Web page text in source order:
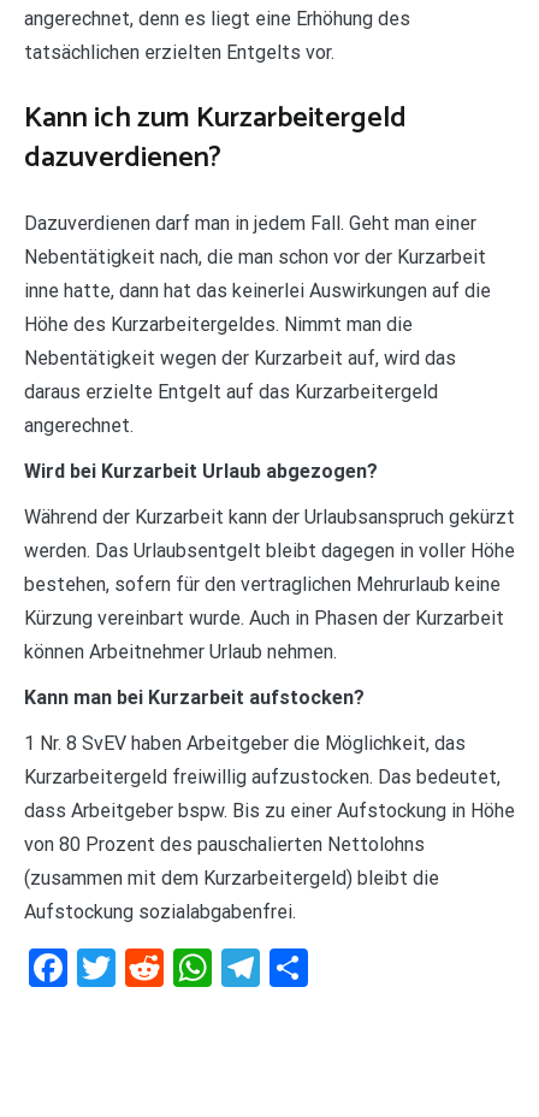
angerechnet, denn es liegt eine Erhöhung des
tatsächlichen erzielten Entgelts vor.
Kann ich zum Kurzarbeitergeld
dazuverdienen?
Dazuverdienen darf man in jedem Fall. Geht man einer
Nebentätigkeit nach, die man schon vor der Kurzarbeit
inne hatte, dann hat das keinerlei Auswirkungen auf die
Höhe des Kurzarbeitergeldes. Nimmt man die
Nebentätigkeit wegen der Kurzarbeit auf, wird das
daraus erzielte Entgelt auf das Kurzarbeitergeld
angerechnet.
Wird bei Kurzarbeit Urlaub abgezogen?
Während der Kurzarbeit kann der Urlaubsanspruch gekürzt
werden. Das Urlaubsentgelt bleibt dagegen in voller Höhe
bestehen, sofern für den vertraglichen Mehrurlaub keine
Kürzung vereinbart wurde. Auch in Phasen der Kurzarbeit
können Arbeitnehmer Urlaub nehmen.
Kann man bei Kurzarbeit aufstocken?
1 Nr. 8 SvEV haben Arbeitgeber die Möglichkeit, das
Kurzarbeitergeld freiwillig aufzustocken. Das bedeutet,
dass Arbeitgeber bspw. Bis zu einer Aufstockung in Höhe
von 80 Prozent des pauschalierten Nettolohns
(zusammen mit dem Kurzarbeitergeld) bleibt die
Aufstockung sozialabgabenfrei.
Facebook
Twitter
RedditWhatsApp
Telegram